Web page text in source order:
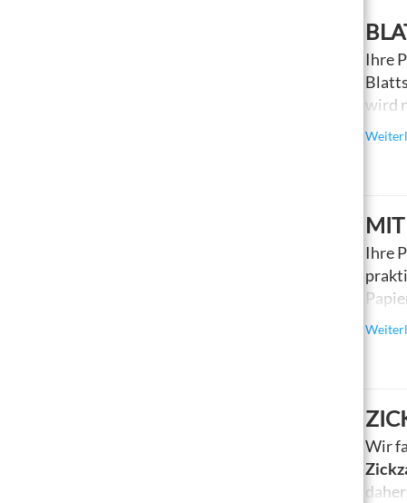
Ihre
wird
Ihre
500
Wir